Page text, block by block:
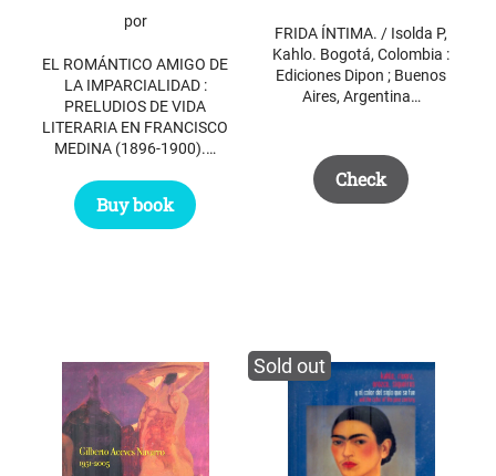
por
EL ROMÁNTICO AMIGO DE
LA IMPARCIALIDAD :
PRELUDIOS DE VIDA
LITERARIA EN FRANCISCO
MEDINA (1896-1900).…
Buy book
FRIDA ÍNTIMA. / Isolda P,
Kahlo. Bogotá, Colombia :
Ediciones Dipon ; Buenos
Aires, Argentina…
Check
Sold out